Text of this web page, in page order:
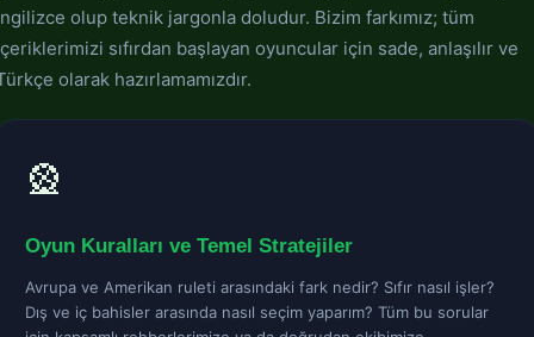
olup teknik jargonla doludur. Bizim farkımız; tüm
sıfırdan başlayan oyuncular için sade, anlaşılır ve
olarak hazırlamamızdır.
🎡
Oyun Kuralları ve Temel Stratejiler
Avrupa ve Amerikan ruleti arasındaki fark nedir? Sıfır nasıl işler?
Dış ve iç bahisler arasında nasıl seçim yaparım? Tüm bu sorular